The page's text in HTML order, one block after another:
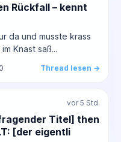
Rückfall – kennt
da und musste krass
Knast saß...
Thread lesen →
vor 5 Std.
Titel] then
[der eigentli